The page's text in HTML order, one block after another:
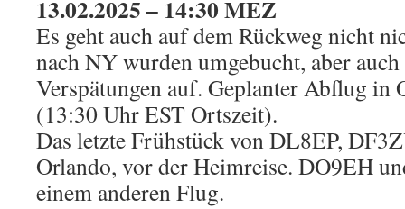
13.02.2025 – 14:30 MEZ
Es geht auch auf dem Rückweg nicht
nach NY wurden umgebucht, aber auch
Verspätungen auf. Geplanter Abflug in
(13:30 Uhr EST Ortszeit).
Das letzte Frühstück von DL8EP,
Orlando, vor der Heimreise. DO9EH
einem anderen Flug.